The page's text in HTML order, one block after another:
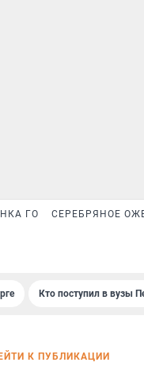
ГО СЕРЕБРЯНОЕ
Кто поступил в вузы
К ПУБЛИКАЦИИ